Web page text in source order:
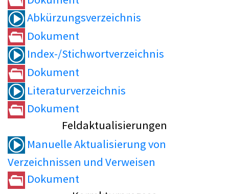
Abkürzungsverzeichnis
Dokument
Index-/Stichwortverzeichnis
Dokument
Literaturverzeichnis
Dokument
Feldaktualisierungen
Manuelle Aktualisierung von
Verzeichnissen und Verweisen
Dokument